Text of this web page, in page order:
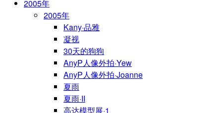
2005年
2005年
Kany·品雅
凝视
30天的狗狗
AnyP人像外拍·Yew
AnyP人像外拍·Joanne
夏雨
夏雨·II
高达模型展·1